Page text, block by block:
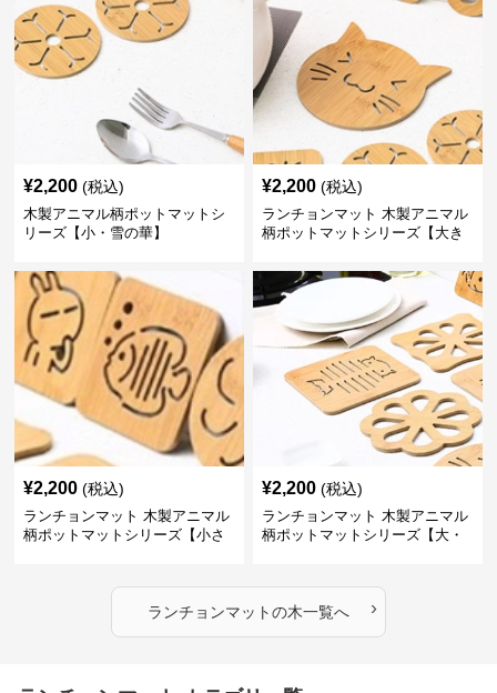
¥2,200 (税込)
木製アニマル柄ポットマットシ
リーズ【小・雪の華】
¥2,200 (税込)
ランチョンマット 木製アニマル
柄ポットマットシリーズ【大き
¥2,200 (税込)
ランチョンマット 木製アニマル
柄ポットマットシリーズ【小さ
¥2,200 (税込)
ランチョンマット 木製アニマル
柄ポットマットシリーズ【大・
ランチョンマットの木一覧へ ›